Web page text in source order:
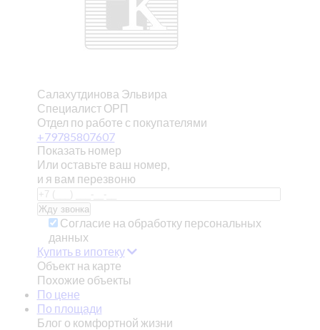
Салахутдинова Эльвира
Специалист ОРП
Отдел по работе с покупателями
+79785807607
Показать номер
Или оставьте ваш номер,
и я вам перезвоню
Согласие на обработку персональных
данных
Купить в ипотеку
Объект на карте
Похожие объекты
По цене
По площади
Блог о комфортной жизни